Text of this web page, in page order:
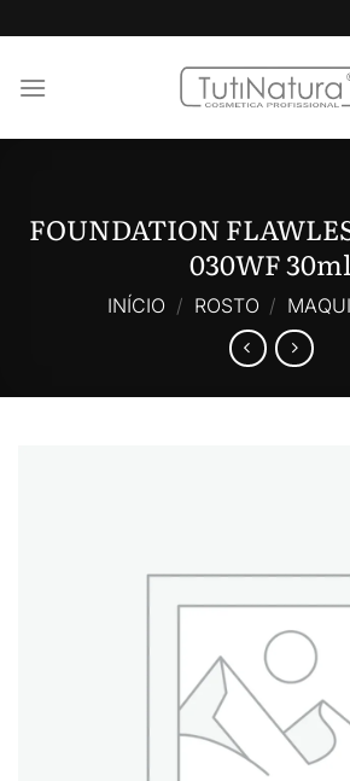
to
content
FOUNDATION
030WF 30ml
INÍCIO / ROSTO /